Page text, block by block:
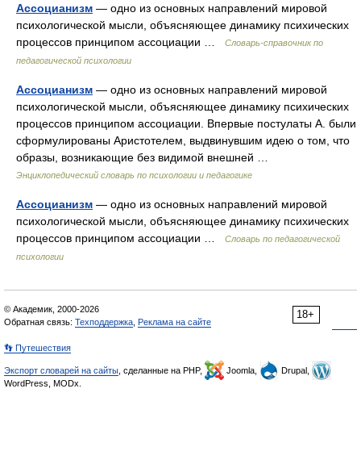
Ассоцианизм — одно из основных направлений мировой
психологической мысли, объясняющее динамику психических
процессов принципом ассоциации …
Словарь-справочник по
педагогической психологии
Ассоцианизм — одно из основных направлений мировой
психологической мысли, объясняющее динамику психических
процессов принципом ассоциации. Впервые постулаты А. были
сформулированы Аристотелем, выдвинувшим идею о том, что
образы, возникающие без видимой внешней …
Энциклопедический словарь по психологии и педагогике
Ассоцианизм — одно из основных направлений мировой
психологической мысли, объясняющее динамику психических
процессов принципом ассоциации …
Словарь по педагогической
психологии
18+
© Академик, 2000-2026
Обратная связь: Техподдержка Реклама на сайте
👣 Путешествия
Экспорт словарей на сайты , сделанные на PHP, Joomla,
Drupal,
WordPress, MODx.